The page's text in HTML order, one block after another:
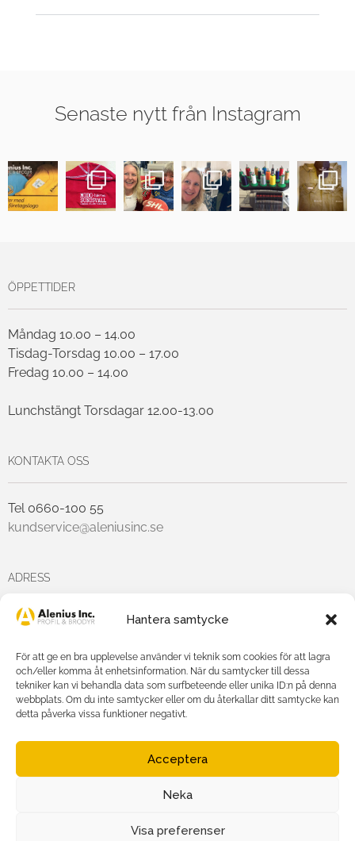
Hantera samtycke
För att ge en bra upplevelse använder vi teknik som cookies för att lagra
och/eller komma åt enhetsinformation. När du samtycker till dessa
tekniker kan vi behandla data som surfbeteende eller unika ID:n på denna
webbplats. Om du inte samtycker eller om du återkallar ditt samtycke kan
detta påverka vissa funktioner negativt.
Acceptera
Neka
Visa preferenser
Senaste nytt från Instagram
ÖPPETTIDER
Måndag 10.00 – 14.00
Tisdag-Torsdag 10.00 – 17.00
Fredag 10.00 – 14.00
Lunchstängt Torsdagar 12.00-13.00
KONTAKTA OSS
Tel 0660-100 55
kundservice@aleniusinc.se
ADRESS
Hästmarksvägen 3D
FÖLJ OSS PÅ
Agnetha Alenius Incorporated AB